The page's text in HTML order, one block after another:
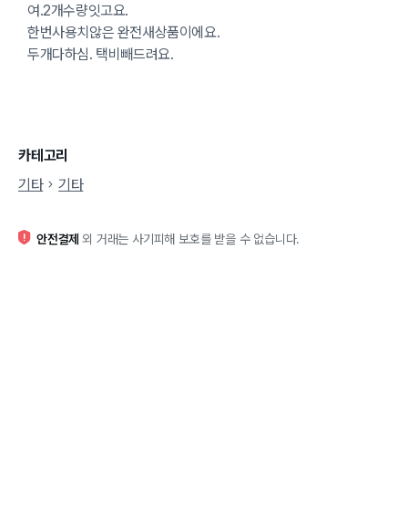
여.2개수량잇고요.
한번사용치않은 완전새상품이에요.
두개다하심. 택비빼드려요.
카테고리
기타
기타
안전결제 외 거래는 사기피해 보호를 받을 수 없습니다.